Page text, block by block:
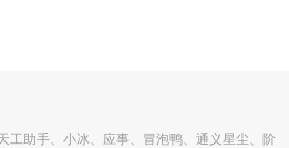
工助手、小冰、应事、冒泡鸭、通义星尘、阶